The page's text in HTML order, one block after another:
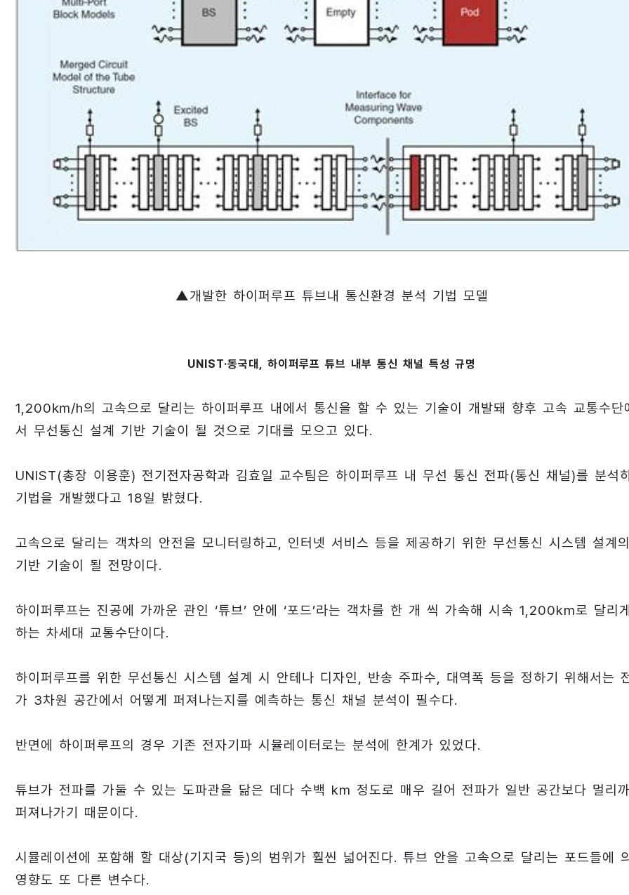
▲개발한 하이퍼루프 튜브내 통신환경 분석 기법 모델
UNIST·동국대, 하이퍼루프 튜브 내부 통신 채널 특성 규명
1,200㎞/h의 고속으로 달리는 하이퍼루프 내에서 통신을 할 수 있는 기술이 개발돼 향후 고속 교통수단
서 무선통신 설계 기반 기술이 될 것으로 기대를 모으고 있다.
UNIST(총장 이용훈) 전기전자공학과 김효일 교수팀은 하이퍼루프 내 무선 통신 전파(통신 채널)를 분석
기법을 개발했다고 18일 밝혔다.
고속으로 달리는 객차의 안전을 모니터링하고, 인터넷 서비스 등을 제공하기 위한 무선통신 시스템 설계의
기반 기술이 될 전망이다.
하이퍼루프는 진공에 가까운 관인 ‘튜브’ 안에 ‘포드’라는 객차를 한 개 씩 가속해 시속 1,200km로 달리게
하는 차세대 교통수단이다.
하이퍼루프를 위한 무선통신 시스템 설계 시 안테나 디자인, 반송 주파수, 대역폭 등을 정하기 위해서는
가 3차원 공간에서 어떻게 퍼져나는지를 예측하는 통신 채널 분석이 필수다.
반면에 하이퍼루프의 경우 기존 전자기파 시뮬레이터로는 분석에 한계가 있었다.
튜브가 전파를 가둘 수 있는 도파관을 닮은 데다 수백 km 정도로 매우 길어 전파가 일반 공간보다 멀리까
퍼져나가기 때문이다.
시뮬레이션에 포함해 할 대상(기지국 등)의 범위가 훨씬 넓어진다. 튜브 안을 고속으로 달리는 포드들에
영향도 또 다른 변수다.